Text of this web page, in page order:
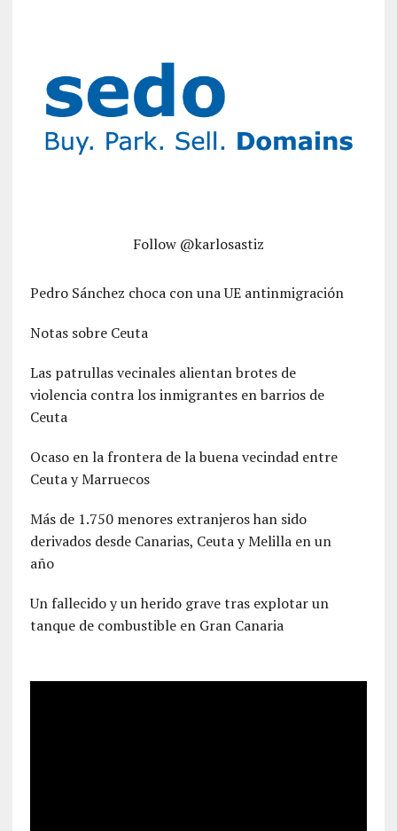
Follow @karlosastiz
Pedro Sánchez choca con una UE antinmigración
Notas sobre Ceuta
Las patrullas vecinales alientan brotes de
violencia contra los inmigrantes en barrios de
Ceuta
Ocaso en la frontera de la buena vecindad entre
Ceuta y Marruecos
Más de 1.750 menores extranjeros han sido
derivados desde Canarias, Ceuta y Melilla en un
año
Un fallecido y un herido grave tras explotar un
tanque de combustible en Gran Canaria